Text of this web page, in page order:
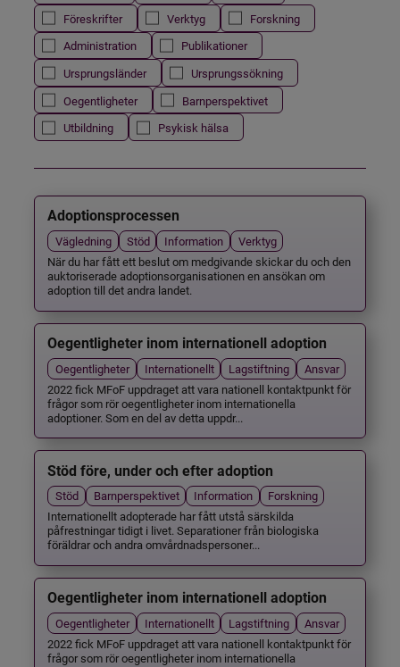
Föreskrifter
Verktyg
Forskning
Administration
Publikationer
Ursprungsländer
Ursprungssökning
Oegentligheter
Barnperspektivet
Utbildning
Psykisk hälsa
Adoptionsprocessen
Vägledning Stöd Information
Verktyg
När du har fått ett beslut om medgivande skickar du och den
auktoriserade adoptionsorganisationen en ansökan om
adoption till det andra landet.
Oegentligheter inom internationell adoption
Oegentligheter Internationellt Lagstiftning
Ansvar
2022 fick MFoF uppdraget att vara nationell kontaktpunkt för
frågor som rör oegentligheter inom internationella
adoptioner. Som en del av detta uppdr...
Stöd före, under och efter adoption
Stöd Barnperspektivet Information
Forskning
Internationellt adopterade har fått utstå särskilda
påfrestningar tidigt i livet. Separationer från biologiska
föräldrar och andra omvårdnadspersoner...
Oegentligheter inom internationell adoption
Oegentligheter Internationellt Lagstiftning
Ansvar
2022 fick MFoF uppdraget att vara nationell kontaktpunkt för
frågor som rör oegentligheter inom internationella